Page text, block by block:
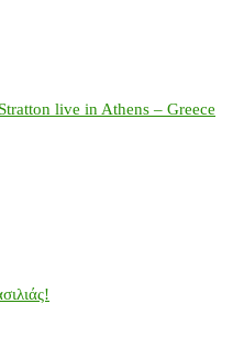
live in Athens – Greece